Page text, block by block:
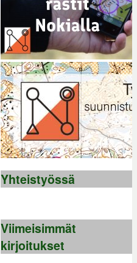
Yhteistyössä
Viimeisimmät
kirjoitukset